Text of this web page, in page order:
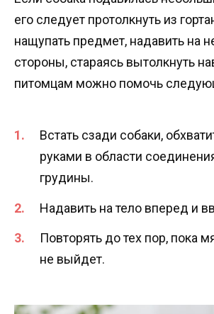
его следует протолкнуть из
нащупать предмет, надавить на
стороны, стараясь вытолкнуть
питомцам можно помочь
Встать сзади собаки,
руками в области
грудины.
Надавить на тело вперед и
Повторять до тех пор, пока
не выйдет.